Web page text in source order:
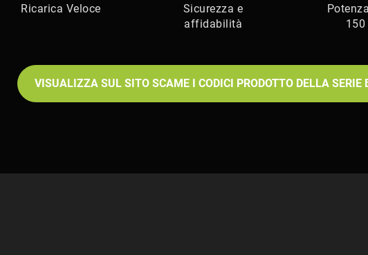
Ricarica Veloce
Sicurezza e
affidabilità
150
VISUALIZZA SUL SITO SCAME I CODICI PRODOTTO DELLA SERIE